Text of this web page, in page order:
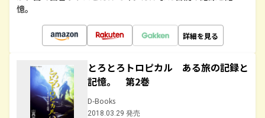
憶。
詳細を見る
とろとろトロピカル ある旅の記録と
記憶。 第2巻
D-Books
2018.03.29 発売